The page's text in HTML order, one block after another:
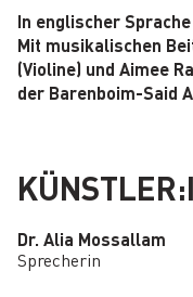
In englischer Sprache
Mit musikalischen
(Violine) und Aimee
der Barenboim-Said
Dr. Alia Mossallam
Sprecherin